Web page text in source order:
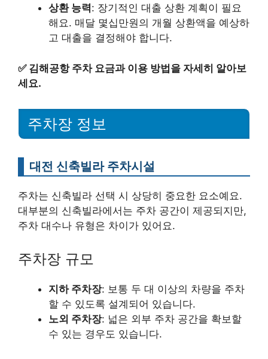
상환 능력: 장기적인 대출 상환 계획이 필요
해요. 매달 몇십만원의 개월 상환액을 예상하
고 대출을 결정해야 합니다.
✅ 김해공항 주차 요금과 이용 방법을 자세히 알아보
세요.
주차장 정보
대전 신축빌라 주차시설
주차는 신축빌라 선택 시 상당히 중요한 요소예요.
대부분의 신축빌라에서는 주차 공간이 제공되지만,
주차 대수나 유형은 차이가 있어요.
주차장 규모
지하 주차장: 보통 두 대 이상의 차량을 주차
할 수 있도록 설계되어 있습니다.
노외 주차장: 넓은 외부 주차 공간을 확보할
수 있는 경우도 있습니다.